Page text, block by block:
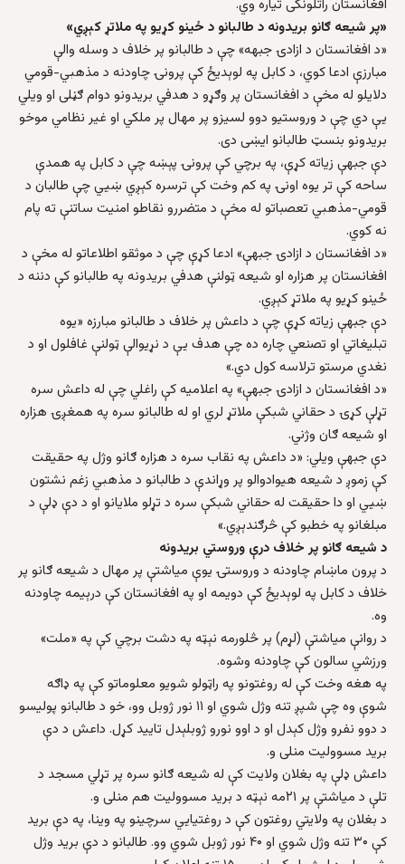
افغانستان راتلونکی تياره وي.
«پر شيعه ګانو بريدونه د طالبانو د ځينو کړيو په ملاتړ کېږي»
«د افغانستان د ازادۍ جبهه» چې د طالبانو پر خلاف د وسله والې
مبارزې ادعا کوي، د کابل په لوېديځ کې پرونۍ چاودنه د مذهبي-قومي
دلايلو له مخې د افغانستان پر وګړو د هدفي بريدونو دوام ګڼلی او ويلي
يې دي چې د وروستيو دوو لسيزو پر مهال پر ملکي او غير نظامي موخو
بريدونو بنسټ طالبانو ايښی دی.
دې جبهې زياته کړې، په برچي کې پرونۍ پېښه چې د کابل په همدې
ساحه کې تر يوه اونۍ په کم وخت کې ترسره کېږي ښيي چې طالبان د
قومي-مذهبي تعصباتو له مخې د متضررو نقاطو امنيت ساتنې ته پام
نه کوي.
«د افغانستان د ازادۍ جبهې» ادعا کړې چې د موثقو اطلاعاتو له مخې د
افغانستان پر هزاره او شيعه ټولنې هدفي بريدونه په طالبانو کې دننه د
ځينو کړيو په ملاتړ کېږي.
دې جبهې زياته کړې چې د داعش پر خلاف د طالبانو مبارزه «يوه
تبليغاتي او تصنعي چاره ده چې هدف يې د نړيوالې ټولنې غافلول او د
نغدي مرستو ترلاسه کول دي.»
«د افغانستان د ازادۍ جبهې» په اعلاميه کې راغلي چې له داعش سره
تړلې کړۍ د حقاني شبکې ملاتړ لري او له طالبانو سره په همغږۍ هزاره
او شيعه ګان وژني.
دې جبهې ويلي: «د داعش په نقاب سره د هزاره ګانو وژل په حقيقت
کې زموږ د شيعه هيوادوالو پر وړاندې د طالبانو د مذهبي زغم نشتون
ښيي او دا حقيقت له حقاني شبکې سره د تړلو ملايانو او د دې ډلې د
مبلغانو په خطبو کې څرګندېږي.»
د شيعه ګانو پر خلاف درې وروستي بريدونه
د پرون ماښام چاودنه د وروستۍ يوې مياشتې پر مهال د شيعه ګانو پر
خلاف د کابل په لوېديځ کې دويمه او په افغانستان کې درېيمه چاودنه
وه.
د روانې مياشتې (لړم) پر څلورمه نېټه په دشت برچي کې په «ملت»
ورزشي سالون کې چاودنه وشوه.
په هغه وخت کې له روغتونو په راټولو شويو معلوماتو کې په ډاګه
شوې وه چې شپږ تنه وژل شوي او ۱۱ نور ژوبل وو، خو د طالبانو پولیسو
د دوو نفرو وژل کېدل او د اوو نورو ژوبلېدل تاييد کړل. داعش د دې
بريد مسووليت منلی و.
داعش ډلې په بغلان ولايت کې له شيعه ګانو سره پر تړلي مسجد د
تلې د مياشتې پر ۲۱مه نېټه د بريد مسووليت هم منلی و.
د بغلان په ولايتي روغتون کې د روغتيايي سرچينو په وينا، په دې بريد
کې ۳۰ تنه وژل شوي او ۴۰ نور ژوبل شوي وو. طالبانو د دې بريد وژل